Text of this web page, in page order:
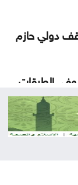
دولي حازم
وفي الطرقات
اقتراب إعلان